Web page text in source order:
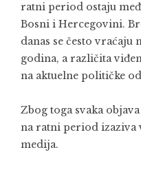
ratni period ostaju
Bosni i Hercegovini.
danas se često vraćaju
godina, a različita
na aktuelne političke
Zbog toga svaka
na ratni period izaziva
medija.